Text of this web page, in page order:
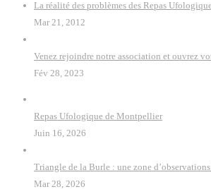
La réalité des problèmes des Repas
Mar 21, 2012
Venez rejoindre notre association et ouvrez
Fév 28, 2023
Repas Ufologique de Montpellier
Juin 16, 2026
Triangle de la Burle : une zone
Mar 28, 2026